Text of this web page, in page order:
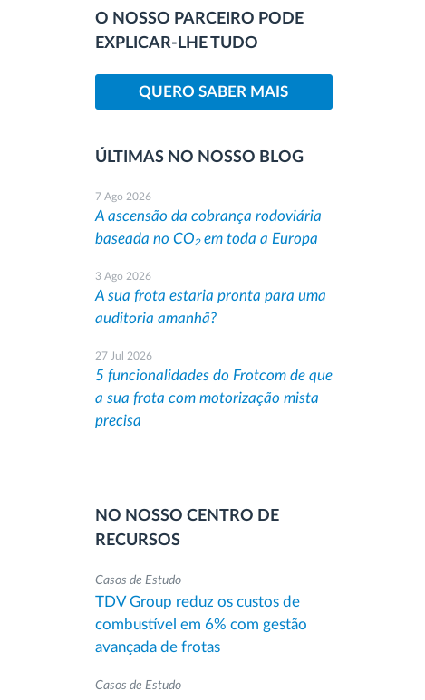
O NOSSO PARCEIRO PODE
EXPLICAR-LHE TUDO
QUERO SABER MAIS
ÚLTIMAS NO NOSSO BLOG
7 Ago 2026
A ascensão da cobrança rodoviária
baseada no CO₂ em toda a Europa
3 Ago 2026
A sua frota estaria pronta para uma
auditoria amanhã?
27 Jul 2026
5 funcionalidades do Frotcom de que
a sua frota com motorização mista
precisa
NO NOSSO CENTRO DE
RECURSOS
Casos de Estudo
TDV Group reduz os custos de
combustível em 6% com gestão
avançada de frotas
Casos de Estudo